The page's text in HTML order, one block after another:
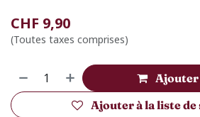
CHF 9,90
(Toutes taxes comprises)
Ajouter
Ajouter à la liste